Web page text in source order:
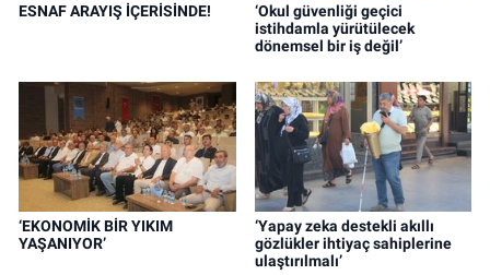
ESNAF ARAYIŞ İÇERİSİNDE!
‘Okul güvenliği geçici
istihdamla yürütülecek
dönemsel bir iş değil’
‘EKONOMİK BİR YIKIM
YAŞANIYOR’
‘Yapay zeka destekli akıllı
gözlükler ihtiyaç sahiplerine
ulaştırılmalı’